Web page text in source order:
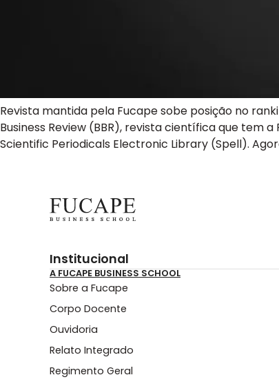
Revista mantida pela Fucape sobe posição no
Business Review (BBR), revista científica que tem
Scientific Periodicals Electronic Library (Spell).
Institucional
A FUCAPE BUSINESS SCHOOL
Sobre a Fucape
Corpo Docente
Ouvidoria
Relato Integrado
Regimento Geral